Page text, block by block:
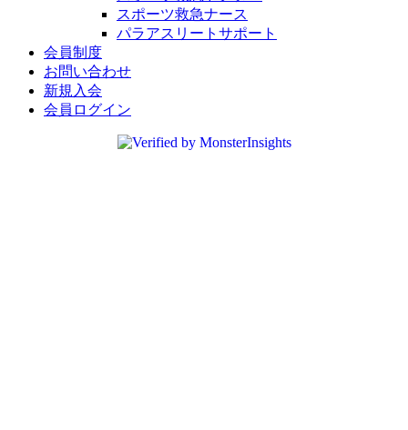
スポーツ救急ナース
パラアスリートサポート
会員制度
お問い合わせ
新規入会
会員ログイン